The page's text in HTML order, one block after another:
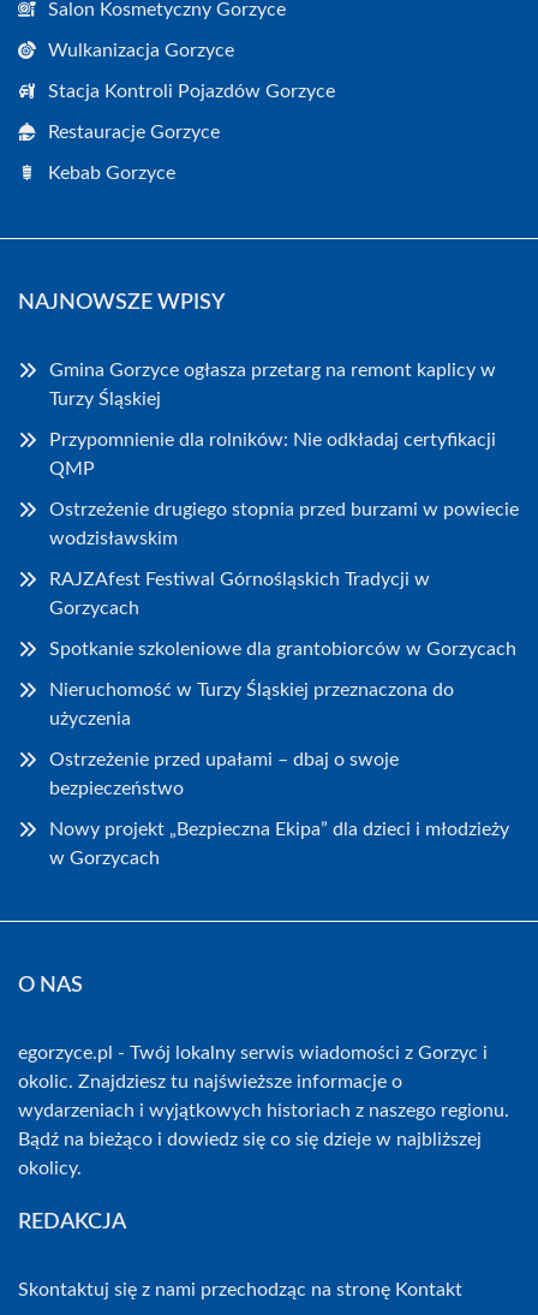
Salon Kosmetyczny Gorzyce
Wulkanizacja Gorzyce
Stacja Kontroli Pojazdów Gorzyce
Restauracje Gorzyce
Kebab Gorzyce
NAJNOWSZE WPISY
Gmina Gorzyce ogłasza przetarg na remont kaplicy w
Turzy Śląskiej
Przypomnienie dla rolników: Nie odkładaj certyfikacji
QMP
Ostrzeżenie drugiego stopnia przed burzami w powiecie
wodzisławskim
RAJZAfest Festiwal Górnośląskich Tradycji w
Gorzycach
Spotkanie szkoleniowe dla grantobiorców w Gorzycach
Nieruchomość w Turzy Śląskiej przeznaczona do
użyczenia
Ostrzeżenie przed upałami – dbaj o swoje
bezpieczeństwo
Nowy projekt „Bezpieczna Ekipa” dla dzieci i młodzieży
w Gorzycach
O NAS
egorzyce.pl - Twój lokalny serwis wiadomości z Gorzyc i
okolic. Znajdziesz tu najświeższe informacje o
wydarzeniach i wyjątkowych historiach z naszego regionu.
Bądź na bieżąco i dowiedz się co się dzieje w najbliższej
okolicy.
REDAKCJA
Skontaktuj się z nami przechodząc na stronę Kontakt